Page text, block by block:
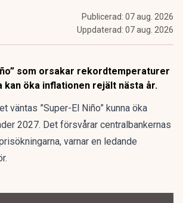
Publicerad: 07 aug. 2026
Uppdaterad: 07 aug. 2026
som orsakar rekordtemperaturer
kan öka inflationen rejält nästa år.
väntas ”Super-El Niño” kunna öka
2027. Det försvårar centralbankernas
varnar en ledande